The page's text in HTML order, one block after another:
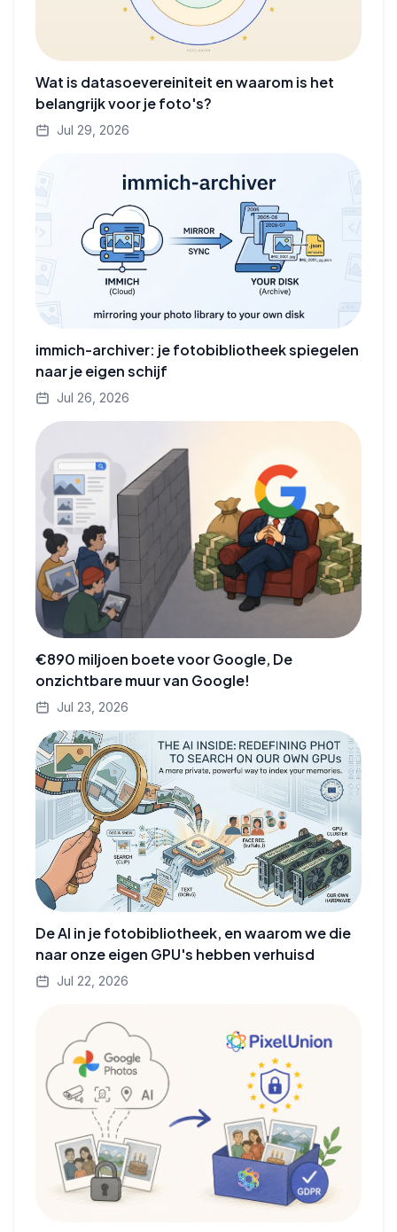
Wat is datasoevereiniteit en waarom is het
belangrijk voor je foto's?
Jul 29, 2026
immich-archiver: je fotobibliotheek spiegelen
naar je eigen schijf
Jul 26, 2026
€890 miljoen boete voor Google, De
onzichtbare muur van Google!
Jul 23, 2026
De AI in je fotobibliotheek, en waarom we die
naar onze eigen GPU's hebben verhuisd
Jul 22, 2026